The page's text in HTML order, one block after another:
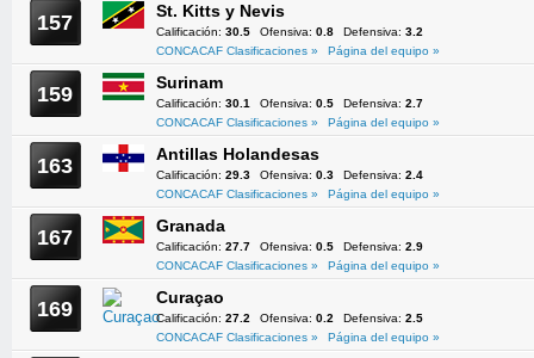
157 St. Kitts y Nevis
Calificación: 30.5 Ofensiva: 0.8 Defensiva: 3.2
CONCACAF Clasificaciones »
Página del equipo »
159 Surinam
Calificación: 30.1 Ofensiva: 0.5 Defensiva: 2.7
CONCACAF Clasificaciones »
Página del equipo »
163 Antillas Holandesas
Calificación: 29.3 Ofensiva: 0.3 Defensiva: 2.4
CONCACAF Clasificaciones »
Página del equipo »
167 Granada
Calificación: 27.7 Ofensiva: 0.5 Defensiva: 2.9
CONCACAF Clasificaciones »
Página del equipo »
169 Curaçao
Calificación: 27.2 Ofensiva: 0.2 Defensiva: 2.5
CONCACAF Clasificaciones »
Página del equipo »